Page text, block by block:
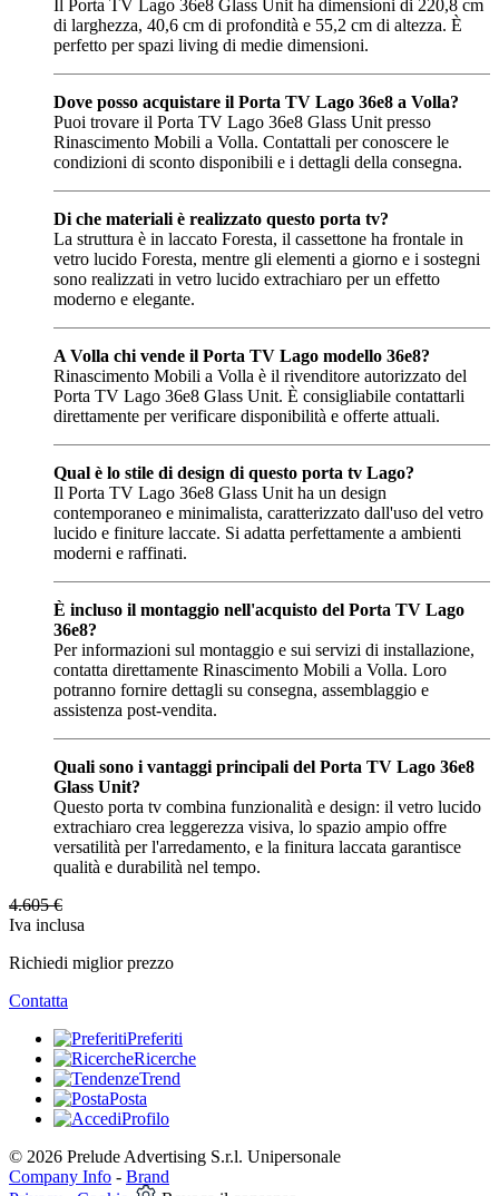
Il Porta TV Lago 36e8 Glass Unit ha dimensioni di 220,8 cm
di larghezza, 40,6 cm di profondità e 55,2 cm di altezza. È
perfetto per spazi living di medie dimensioni.
Dove posso acquistare il Porta TV Lago 36e8 a Volla?
Puoi trovare il Porta TV Lago 36e8 Glass Unit presso
Rinascimento Mobili a Volla. Contattali per conoscere le
condizioni di sconto disponibili e i dettagli della consegna.
Di che materiali è realizzato questo porta tv?
La struttura è in laccato Foresta, il cassettone ha frontale in
vetro lucido Foresta, mentre gli elementi a giorno e i sostegni
sono realizzati in vetro lucido extrachiaro per un effetto
moderno e elegante.
A Volla chi vende il Porta TV Lago modello 36e8?
Rinascimento Mobili a Volla è il rivenditore autorizzato del
Porta TV Lago 36e8 Glass Unit. È consigliabile contattarli
direttamente per verificare disponibilità e offerte attuali.
Qual è lo stile di design di questo porta tv Lago?
Il Porta TV Lago 36e8 Glass Unit ha un design
contemporaneo e minimalista, caratterizzato dall'uso del vetro
lucido e finiture laccate. Si adatta perfettamente a ambienti
moderni e raffinati.
È incluso il montaggio nell'acquisto del Porta TV Lago
36e8?
Per informazioni sul montaggio e sui servizi di installazione,
contatta direttamente Rinascimento Mobili a Volla. Loro
potranno fornire dettagli su consegna, assemblaggio e
assistenza post-vendita.
Quali sono i vantaggi principali del Porta TV Lago 36e8
Glass Unit?
Questo porta tv combina funzionalità e design: il vetro lucido
extrachiaro crea leggerezza visiva, lo spazio ampio offre
versatilità per l'arredamento, e la finitura laccata garantisce
qualità e durabilità nel tempo.
4.605 €
Iva inclusa
Richiedi miglior prezzo
Contatta
Preferiti
Ricerche
Trend
Posta
Profilo
© 2026 Prelude Advertising S.r.l. Unipersonale
Company Info - Brand